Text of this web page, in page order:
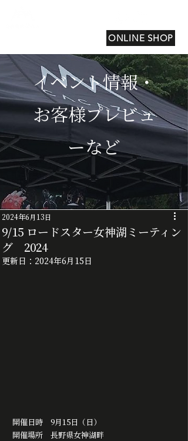
ONLINE SHOP
イベント情報・
お客様プレビュ
ーなど
9/15 ロードスター女神湖ミーティン
グ 2024
2024年6月13日
更新日： 2024年6月15日
開催日時　9月15日（日）
開催場所　長野県女神湖畔